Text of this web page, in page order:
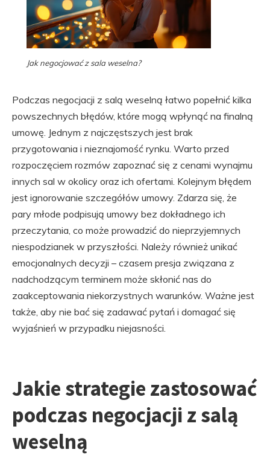
Jak negocjować z sala weselna?
Podczas negocjacji z salą weselną łatwo popełnić kilka
powszechnych błędów, które mogą wpłynąć na finalną
umowę. Jednym z najczęstszych jest brak
przygotowania i nieznajomość rynku. Warto przed
rozpoczęciem rozmów zapoznać się z cenami wynajmu
innych sal w okolicy oraz ich ofertami. Kolejnym błędem
jest ignorowanie szczegółów umowy. Zdarza się, że
pary młode podpisują umowy bez dokładnego ich
przeczytania, co może prowadzić do nieprzyjemnych
niespodzianek w przyszłości. Należy również unikać
emocjonalnych decyzji – czasem presja związana z
nadchodzącym terminem może skłonić nas do
zaakceptowania niekorzystnych warunków. Ważne jest
także, aby nie bać się zadawać pytań i domagać się
wyjaśnień w przypadku niejasności.
Jakie strategie zastosować
podczas negocjacji z salą
weselną